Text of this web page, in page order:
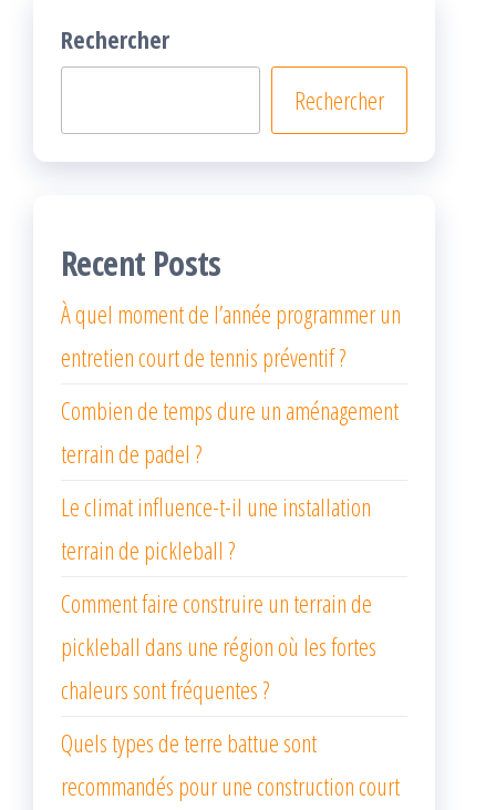
Rechercher
Rechercher
Recent Posts
À quel moment de l’année programmer un
entretien court de tennis préventif ?
Combien de temps dure un aménagement
terrain de padel ?
Le climat influence-t-il une installation
terrain de pickleball ?
Comment faire construire un terrain de
pickleball dans une région où les fortes
chaleurs sont fréquentes ?
Quels types de terre battue sont
recommandés pour une construction court